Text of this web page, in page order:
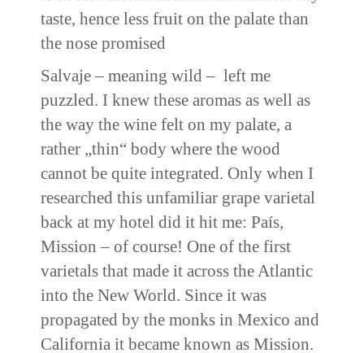
taste, hence less fruit on the palate than
the nose promised
Salvaje – meaning wild – left me
puzzled. I knew these aromas as well as
the way the wine felt on my palate, a
rather „thin“ body where the wood
cannot be quite integrated. Only when I
researched this unfamiliar grape varietal
back at my hotel did it hit me: País,
Mission – of course! One of the first
varietals that made it across the Atlantic
into the New World. Since it was
propagated by the monks in Mexico and
California it became known as Mission.